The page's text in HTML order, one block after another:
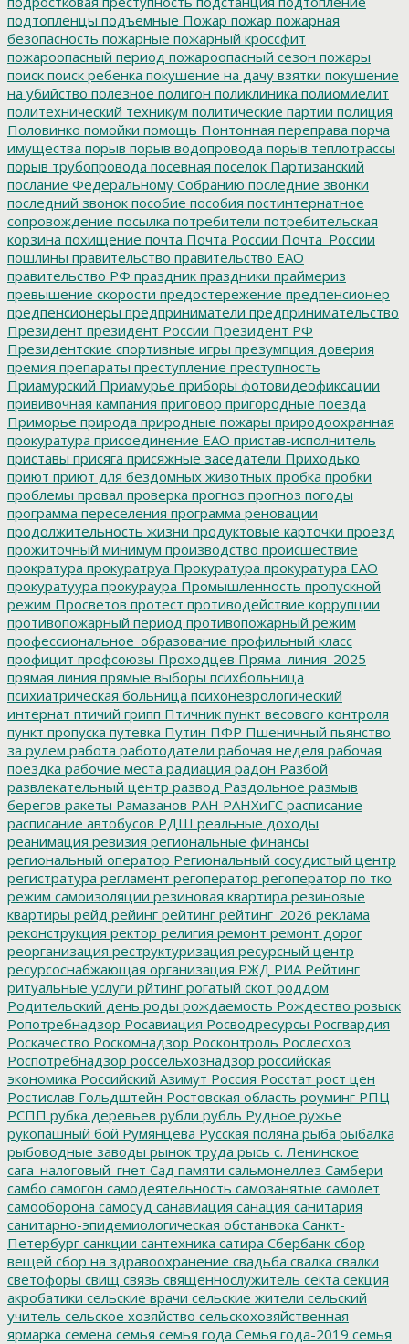
подтопленцы подъемные Пожар пожар пожарная
безопасность пожарные пожарный кроссфит
пожароопасный период пожароопасный сезон пожары
поиск поиск ребенка покушение на дачу взятки покушение
на убийство полезное полигон поликлиника полиомиелит
политехнический техникум политические партии полиция
Половинко помойки помощь Понтонная переправа порча
имущества порыв порыв водопровода порыв теплотрассы
порыв трубопровода посевная поселок Партизанский
послание Федеральному Собранию последние звонки
последний звонок пособие пособия постинтернатное
сопровождение посылка потребители потребительская
корзина похищение почта Почта России Почта_России
пошлины правительство правительство ЕАО
правительство РФ праздник праздники праймериз
превышение скорости предостережение предпенсионер
предпенсионеры предприниматели предпринимательство
Президент президент России Президент РФ
Президентские спортивные игры презумпция доверия
премия препараты преступление преступность
Приамурский Приамурье приборы фотовидеофиксации
прививочная кампания приговор пригородные поезда
Приморье природа природные пожары природоохранная
прокуратура присоединение ЕАО пристав-исполнитель
приставы присяга присяжные заседатели Приходько
приют приют для бездомных животных пробка пробки
проблемы провал проверка прогноз прогноз погоды
программа переселения программа реновации
продолжительность жизни продуктовые карточки проезд
прожиточный минимум производство происшествие
прократура прокуратруа Прокуратура прокуратура ЕАО
прокуратуура прокураура Промышленность пропускной
режим Просветов протест противодействие коррупции
противопожарный период противопожарный режим
профессиональное_образование профильный класс
профицит профсоюзы Проходцев Пряма_линия_2025
прямая линия прямые выборы психбольница
психиатрическая больница психоневрологический
интернат птичий грипп Птичник пункт весового контроля
пункт пропуска путевка Путин ПФР Пшеничный пьянство
за рулем работа работодатели рабочая неделя рабочая
поездка рабочие места радиация радон Разбой
развлекательный центр развод Раздольное размыв
берегов ракеты Рамазанов РАН РАНХиГС расписание
расписание автобусов РДШ реальные доходы
реанимация ревизия региональные финансы
региональный оператор Региональный сосудистый центр
регистратура регламент регоператор регоператор по тко
режим самоизоляции резиновая квартира резиновые
квартиры рейд рейинг рейтинг рейтинг_2026 реклама
реконструкция ректор религия ремонт ремонт дорог
реорганизация реструктуризация ресурсный центр
ресурсоснабжающая организация РЖД РИА Рейтинг
ритуальные услуги рйтинг рогатый скот роддом
Родительский день роды рождаемость Рождество розыск
Ропотребнадзор Росавиация Росводресурсы Росгвардия
Роскачество Роскомнадзор Росконтроль Рослесхоз
Роспотребнадзор россельхознадзор российская
экономика Российский Азимут Россия Росстат рост цен
Ростислав Гольдштейн Ростовская область роуминг РПЦ
РСПП рубка деревьев рубли рубль Рудное ружье
рукопашный бой Румянцева Русская поляна рыба рыбалка
рыбоводные заводы рынок труда рысь с. Ленинское
сага_налоговый_гнет Сад памяти сальмонеллез Самбери
самбо самогон самодеятельность самозанятые самолет
самооборона самосуд санавиация санация санитария
санитарно-эпидемиологическая обстанвока Санкт-
Петербург санкции сантехника сатира Сбербанк сбор
вещей сбор на здравоохранение свадьба свалка свалки
светофоры свищ связь священнослужитель секта секция
акробатики сельские врачи сельские жители сельский
учитель сельское хозяйство сельскохозяйственная
ярмарка семена семья семья года Семья года-2019 семья